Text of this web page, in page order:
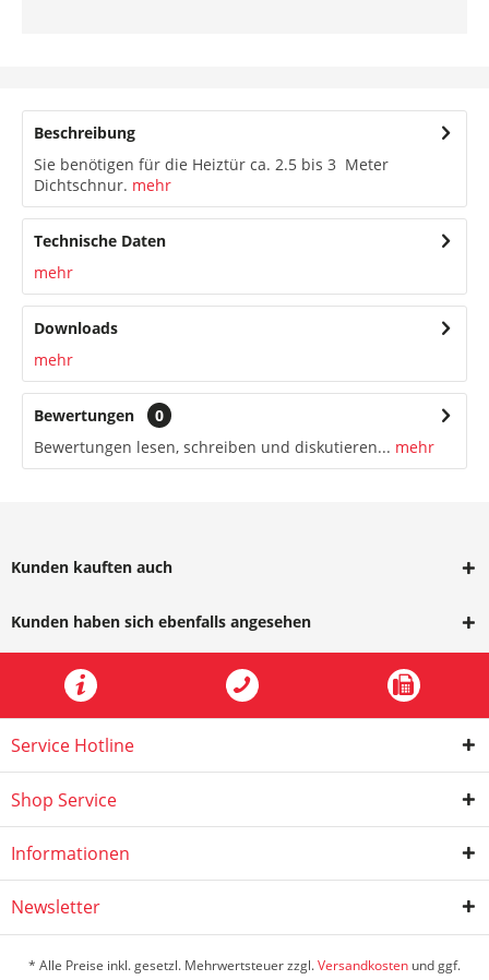
Beschreibung
Sie benötigen für die Heiztür ca. 2.5 bis 3 Meter
Dichtschnur. mehr
Technische Daten
mehr
Downloads
mehr
Bewertungen
0
Bewertungen lesen, schreiben und diskutieren... mehr
Kunden kauften auch
Kunden haben sich ebenfalls angesehen
Service Hotline
Shop Service
Informationen
Newsletter
* Alle Preise inkl. gesetzl. Mehrwertsteuer zzgl.Versandkosten und ggf.